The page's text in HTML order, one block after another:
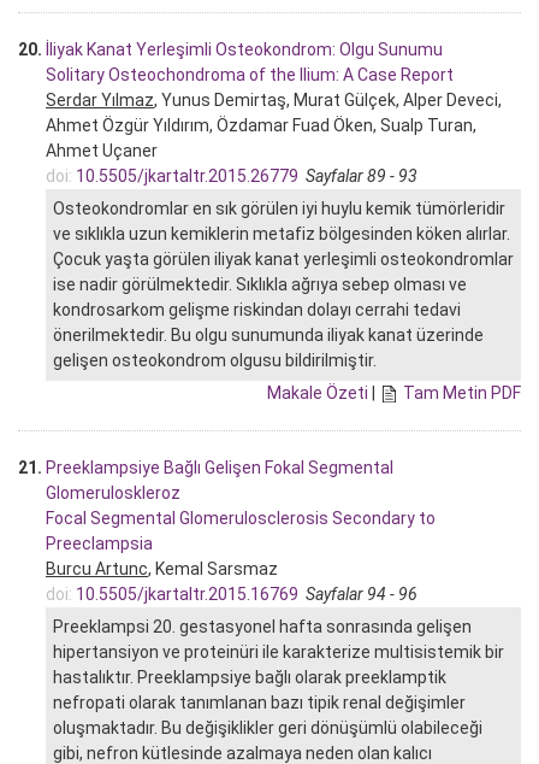
20. İliyak Kanat Yerleşimli Osteokondrom: Olgu Sunumu
Solitary Osteochondroma of the Ilium: A Case Report
Serdar Yılmaz, Yunus Demirtaş, Murat Gülçek, Alper Deveci,
Ahmet Özgür Yıldırım, Özdamar Fuad Öken, Sualp Turan,
Ahmet Uçaner
doi: 10.5505/jkartaltr.2015.26779 Sayfalar 89 - 93
Osteokondromlar en sık görülen iyi huylu kemik tümörleridir
ve sıklıkla uzun kemiklerin metafiz bölgesinden köken alırlar.
Çocuk yaşta görülen iliyak kanat yerleşimli osteokondromlar
ise nadir görülmektedir. Sıklıkla ağrıya sebep olması ve
kondrosarkom gelişme riskindan dolayı cerrahi tedavi
önerilmektedir. Bu olgu sunumunda iliyak kanat üzerinde
gelişen osteokondrom olgusu bildirilmiştir.
Makale Özeti | Tam Metin PDF
21. Preeklampsiye Bağlı Gelişen Fokal Segmental
Glomeruloskleroz
Focal Segmental Glomerulosclerosis Secondary to
Preeclampsia
Burcu Artunc, Kemal Sarsmaz
doi: 10.5505/jkartaltr.2015.16769 Sayfalar 94 - 96
Preeklampsi 20. gestasyonel hafta sonrasında gelişen
hipertansiyon ve proteinüri ile karakterize multisistemik bir
hastalıktır. Preeklampsiye bağlı olarak preeklamptik
nefropati olarak tanımlanan bazı tipik renal değişimler
oluşmaktadır. Bu değişiklikler geri dönüşümlü olabileceği
gibi, nefron kütlesinde azalmaya neden olan kalıcı